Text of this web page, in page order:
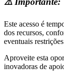
Este acesso é
dos recursos,
eventuais
Aproveite esta
inovadoras de